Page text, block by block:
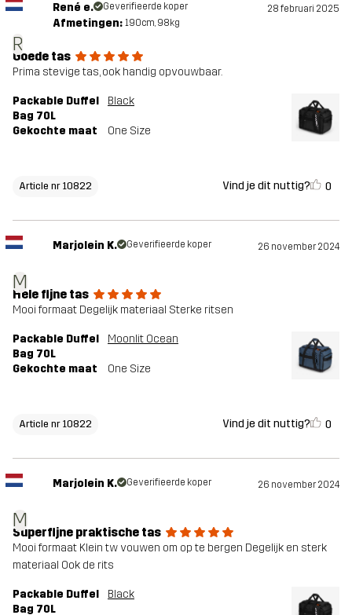
R
René e. Geverifieerde koper 28 februari 2025
Afmetingen: 190cm, 98kg
Goede tas
Prima stevige tas, ook handig opvouwbaar.
Packable Duffel
Bag 70L
Black
Gekochte maat One Size
Article nr 10822 Vind je dit nuttig? 0
M
Marjolein K. Geverifieerde koper 26 november 2024
Hele fijne tas
Mooi formaat Degelijk materiaal Sterke ritsen
Packable Duffel
Bag 70L
Moonlit Ocean
Gekochte maat One Size
Article nr 10822 Vind je dit nuttig? 0
M
Marjolein K. Geverifieerde koper 26 november 2024
Superfijne praktische tas
Mooi formaat Klein tw vouwen om op te bergen Degelijk en sterk
materiaal Ook de rits
Packable Duffel
Bag 70L
Black